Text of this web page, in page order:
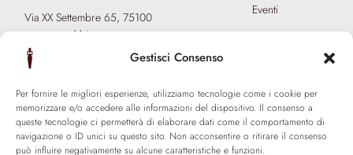
Gestisci Consenso
Per fornire le migliori esperienze, utilizziamo tecnologie come i cookie per
memorizzare e/o accedere alle informazioni del dispositivo. Il consenso a
queste tecnologie ci permetterà di elaborare dati come il comportamento di
navigazione o ID unici su questo sito. Non acconsentire o ritirare il consenso
può influire negativamente su alcune caratteristiche e funzioni.
Via XX Settembre 65, 75100
Matera
T: +39 0835 18 81 656
info@ferraronisignature.com
Eventi
Diventa Hair Spa
Regala un’esperienza
Biotecnologia esclusiva